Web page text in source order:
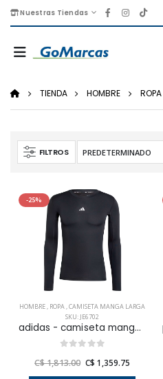
Nuestras Tiendas
TIENDA HOMBRE ROPA
FILTROS
-25%
HOMBRE, ROPA,CAMISETA MANGA LARGA
SKU: JE6702
adidas - camiseta manga larga tf ls tee para hombre
C$ 1,813.00 C$ 1,359.75